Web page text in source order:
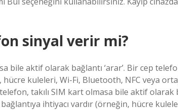
sinyal verir mi?
bile aktif olarak bağlantı ‘arar’. Bir cep
hücre kuleleri, Wi-Fi, Bluetooth, NFC veya
takılı SIM kart olmasa bile aktif olarak
ihtiyacı vardır (örneğin, hücre